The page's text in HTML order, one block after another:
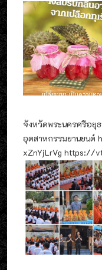
จังหวัดพระนครศรีอยุ
อุตสาหกรรมยานยนต์
xZnYjLrVg https://